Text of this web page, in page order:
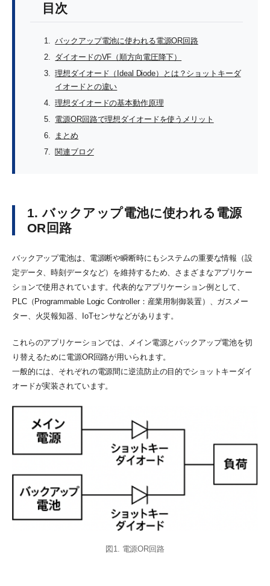
目次
バックアップ電池に使われる電源OR回路
ダイオードのVF（順方向電圧降下）
理想ダイオード（Ideal Diode）とは？ショットキーダ
イオードとの違い
理想ダイオードの基本動作原理
電源OR回路で理想ダイオードを使うメリット
まとめ
関連ブログ
1. バックアップ電池に使われる電源
OR回路
バックアップ電池は、電源断や瞬断時にもシステムの重要な情報（設
定データ、時刻データなど）を維持するため、さまざまなアプリケー
ションで使用されています。代表的なアプリケーション例として、
PLC（Programmable Logic Controller：産業用制御装置）、ガスメー
ター、火災報知器、IoTセンサなどがあります。
これらのアプリケーションでは、メイン電源とバックアップ電池を切
り替えるために電源OR回路が用いられます。
一般的には、それぞれの電源間に逆流防止の目的でショットキーダイ
オードが実装されています。
図1. 電源OR回路